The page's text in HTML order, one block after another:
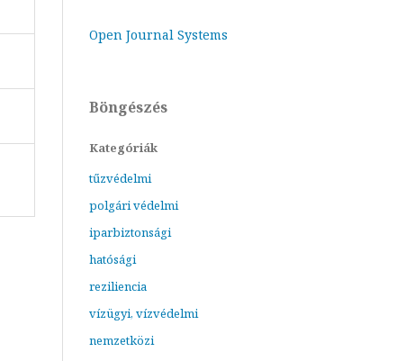
Open Journal Systems
Böngészés
Kategóriák
tűzvédelmi
polgári védelmi
iparbiztonsági
hatósági
reziliencia
vízügyi, vízvédelmi
nemzetközi